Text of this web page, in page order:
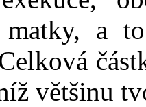
matky, a
většinu